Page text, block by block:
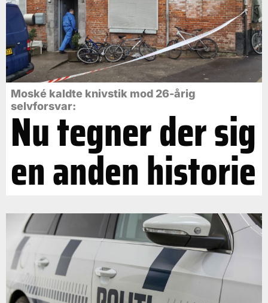
Moské kaldte knivstik mod 26-årig
selvforsvar:
Nu tegner der sig
en anden historie